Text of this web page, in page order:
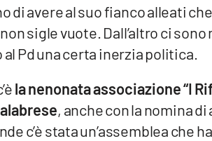
di avere al suo fianco alleati
sigle vuote. Dall’altro ci
Pd una certa inerzia politica.
la nenonata associazione “I
, anche con la nomina
c’è stata un’assemblea che